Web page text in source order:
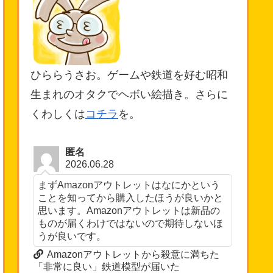
ひららうさお。ゲームや鉄道を好む昭和
生まれのオタクでヘボい絵描き。さらに
くわしくはコチラ を。
匿名
2026.06.28
まずAmazonアウトレットはなにかという
ことを知ってから購入したほうが良いかと
思います。Amazonアウトレットは新品の
ものが届くわけではないので期待しないほ
うが良いです。
Amazonアウトレットから殺意に満ちた
「非常に良い」鉄道模型が届いた